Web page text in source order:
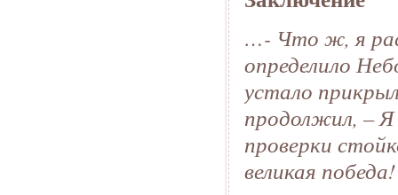
…- Что ж, я
определило
устало
продолжил, –
проверки
великая